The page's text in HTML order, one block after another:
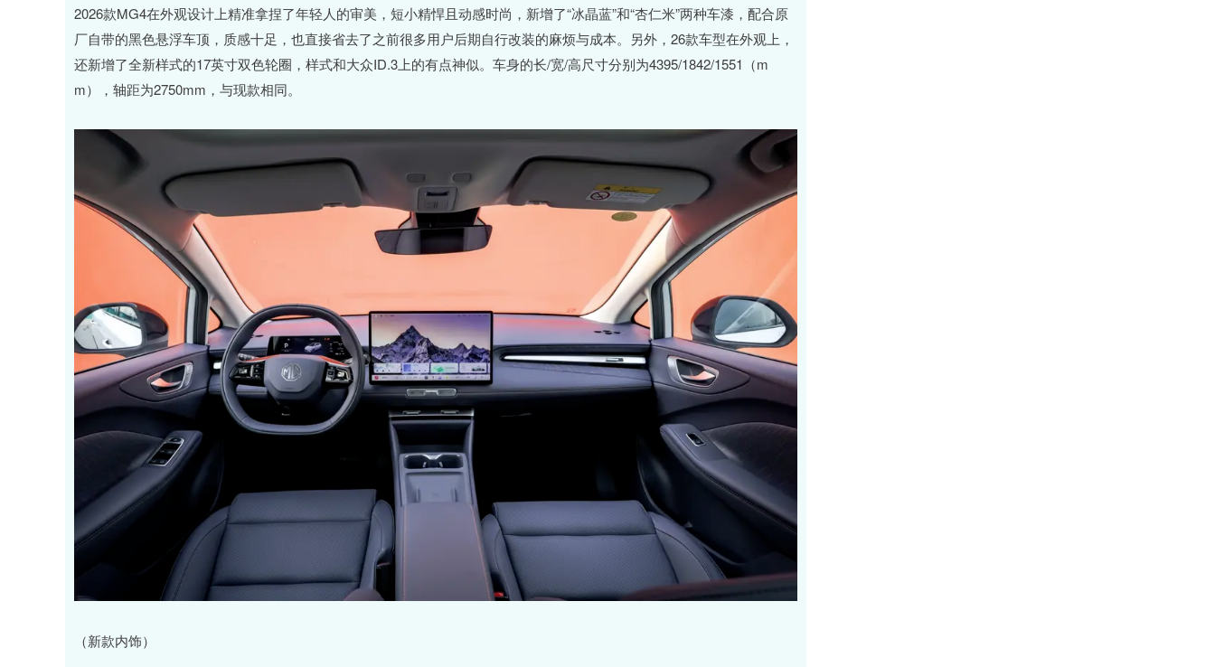
2026款MG4在外观设计上精准拿捏了年轻人的审美，短小精悍且动感时尚，新增了“冰晶蓝”和“杏仁米”两种车漆，配合原
厂自带的黑色悬浮车顶，质感十足，也直接省去了之前很多用户后期自行改装的麻烦与成本。另外，26款车型在外观上，
还新增了全新样式的17英寸双色轮圈，样式和大众ID.3上的有点神似。车身的长/宽/高尺寸分别为4395/1842/1551（m
m），轴距为2750mm，与现款相同。
（新款内饰）